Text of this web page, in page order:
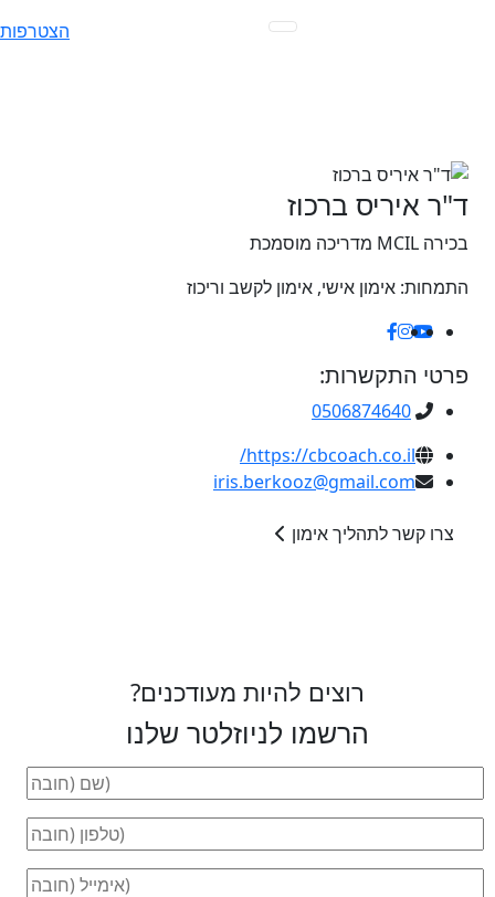
הצטרפות
ד"ר איריס ברכוז
בכירה MCIL מדריכה מוסמכת
התמחות: אימון אישי, אימון לקשב וריכוז
פרטי התקשרות:
0506874640
https://cbcoach.co.il/
iris.berkooz@gmail.com
צרו קשר לתהליך אימון
רוצים להיות מעודכנים?
הרשמו לניוזלטר שלנו